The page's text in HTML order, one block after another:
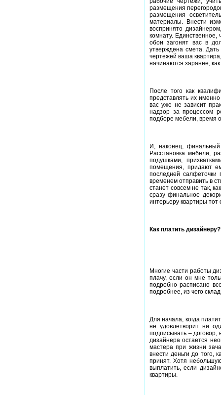
размещения
размещения
материалы. Внести
воспринято
комнату.
обои загонят вас в
утверждена смета.
чертежей ваша
начинаются заранее,
После того как
представлять их
вас уже не зависит
надзор за процессом
подборе мебели, время
И, наконец,
Расстановка мебели,
подушками,
помещения, придают
последней
временем отправить в
станет совсем не так,
сразу финальное
интерьеру квартиры
Как платить дизайнеру?
Многие части работы
плачу, если он мне
подробно расписано
подробнее, из чего
Для начала, когда
не удовлетворит ни
подписывать – договор,
дизайнера остается
мастера при жизни
внести деньги до того,
принят. Хотя
выплатить, если
квартиры.